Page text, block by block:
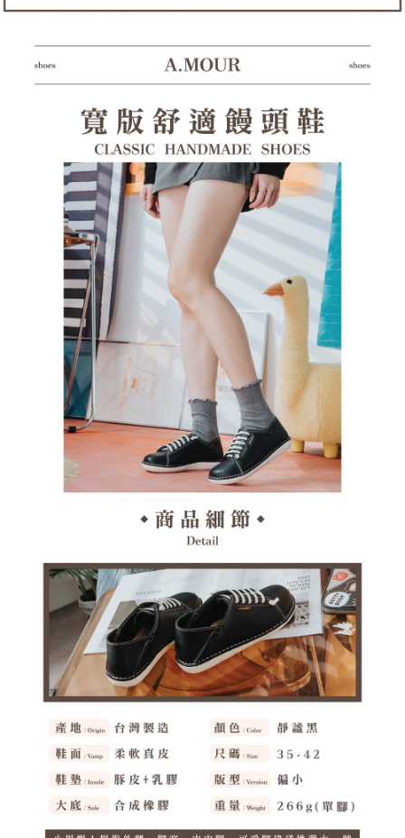
易，需依本服務之必要範圍內提供個人資料，並將交易相關給付款項請求債
權轉讓予恩沛科技股份有限公司。
https://aftee.tw/terms/#terms3
３．未成年的使用者請事先徵得法定代理人或監護人之同意方可使用
４．使用「AFTEE先享後付」時，將依據個別帳號之用戶狀況，依本公司即
時審查核予不同之上限額度；若仍有額度不足之情形，本公司將視審查結果
請求用戶進行身份認證。
５．嚴禁一人註冊多個帳號或使用他人資訊註冊。若發現惡意使用之情形，
恩沛科技股份有限公司將有權停止該用戶之使用額度並採取法律行動。
每筆NT$100，滿NT$1,380(含以上)免運費
海外宅配（貨到付運費）